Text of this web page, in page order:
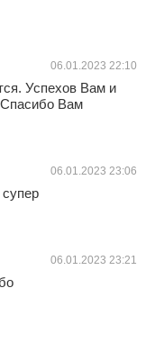
06.01.2023 22:10
Успехов Вам и
Вам
06.01.2023 23:06
06.01.2023 23:21